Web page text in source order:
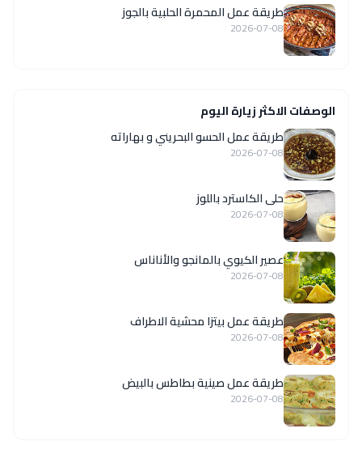
طريقة عمل المحمرة الحلبية بالجوز
2026-07-08
الوصفات الاكثر زيارة اليوم
طريقة عمل الحسو البحريني و بهاراته
2026-07-08
حلى الكاسترد باللوز
2026-07-08
عصير الكيوي بالمانجو والأناناس
2026-07-08
طريقة عمل بيتزا محشية الاطراف
2026-07-08
طريقة عمل صينية بطاطس بالبيض
2026-07-08